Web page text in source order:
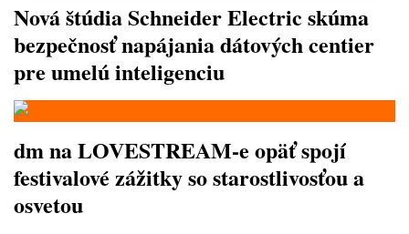
Nová štúdia Schneider Electric skúma
bezpečnosť napájania dátových centier
pre umelú inteligenciu
dm na LOVESTREAM-e opäť spojí
festivalové zážitky so starostlivosťou a
osvetou